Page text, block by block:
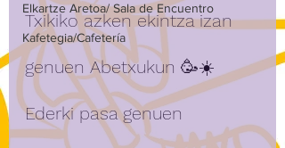
Elkartze Aretoa/ Sala de Encuentro
Kafetegia/Cafetería
Txikiko azken ekintza izan
genuen Abetxukun 🥳☀️
Ederki pasa genuen